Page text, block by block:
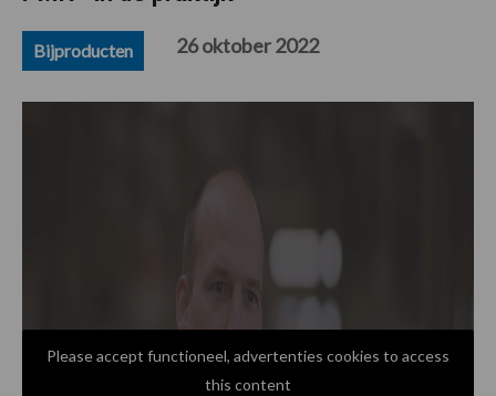
Bijproducten 26 oktober 2022
Please accept functioneel, advertenties cookies to access
this content